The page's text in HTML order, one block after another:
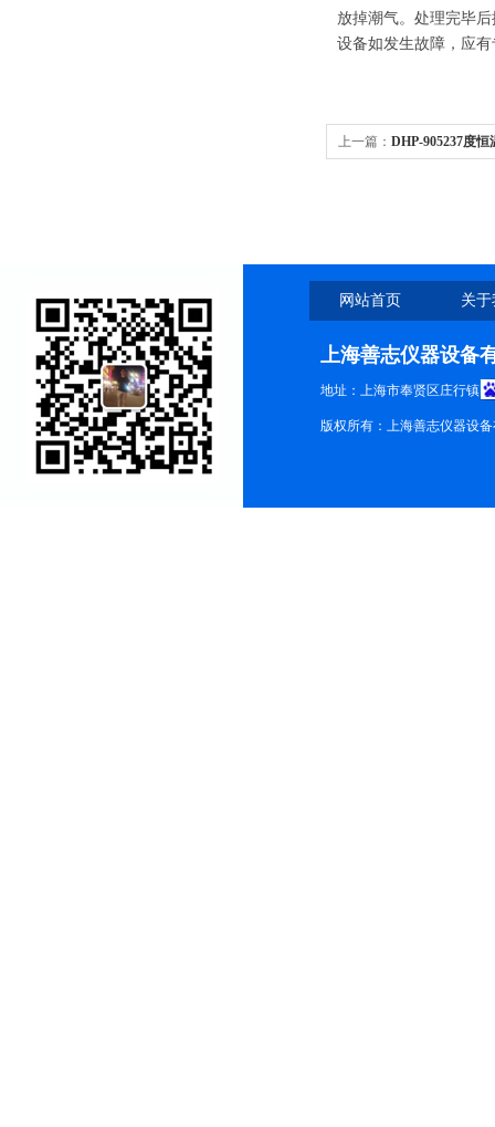
放掉潮气。处理完毕
设备如发生故障，应
上一篇： DHP-905237度
网站首页 关
上海善志仪器设备
地址：上海市奉贤区庄行镇
版权所有：上海善志仪器设